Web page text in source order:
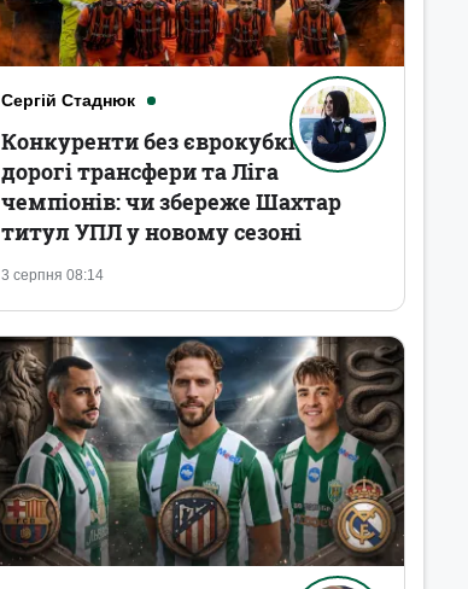
Сергій Стаднюк
3 серпня 08:14
Конкуренти без єврокубків,
дорогі трансфери та Ліга
чемпіонів: чи збереже Шахтар
титул УПЛ у новому сезоні